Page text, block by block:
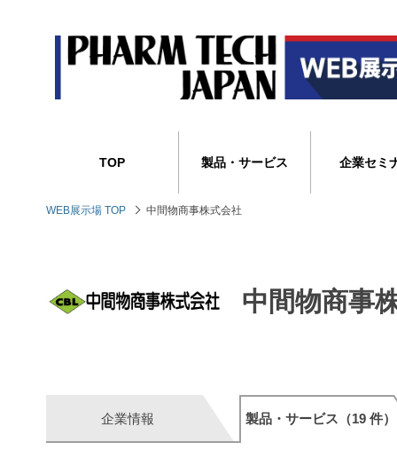
TOP 製品・サービス 企業セミ
WEB展示場 TOP 中間物商事株式会社
中間物商事
企業情報 製品・サービス（19 件）